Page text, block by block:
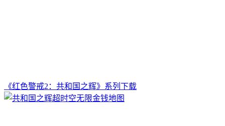
《红色警戒2：共和国之辉》系列下载